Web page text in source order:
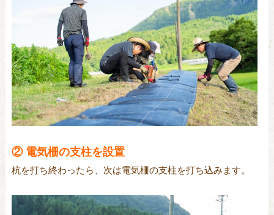
② 電気柵の支柱を設置
杭を打ち終わったら、次は電気柵の支柱を打ち込みます。